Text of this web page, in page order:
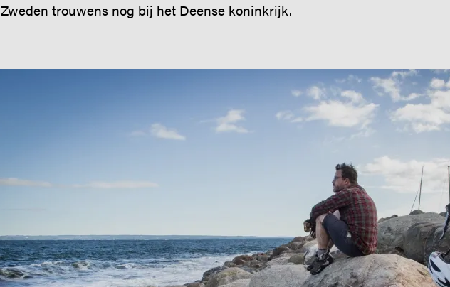
Zweden trouwens nog bij het Deense koninkrijk.